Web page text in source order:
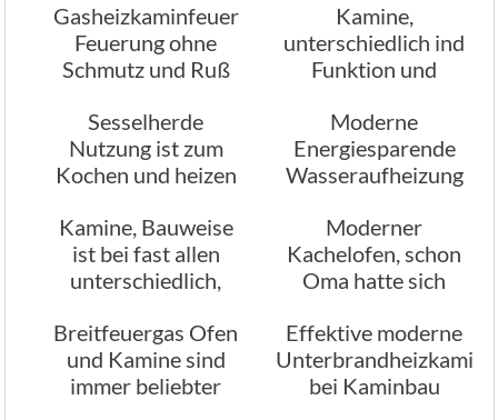
Gasheizkaminfeuer
Feuerung ohne
Schmutz und Ruß
Kamine,
unterschiedlich ind
Funktion und
Sesselherde
Nutzung ist zum
Kochen und heizen
Warmwasser
Erzeugung
Moderne
Energiesparende
Wasseraufheizung
Kamine, Bauweise
ist bei fast allen
unterschiedlich,
praktisch,
verschiedenen
Größen
Moderner
Kachelofen, schon
Oma hatte sich
Breitfeuergas Ofen
und Kamine sind
immer beliebter
Effektive moderne
Unterbrandheizkamine
bei Kaminbau